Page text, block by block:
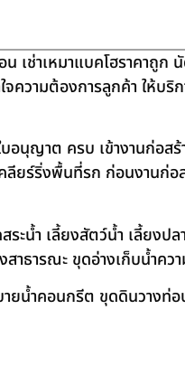
เช่าเหมาแบคโฮราคาถูก
ความต้องการลูกค้า ให้บริ
อนุญาต ครบ เข้างานก่อส
ลียร์ริ่งพื้นที่รก ก่อนงานก่อ
ะน้ำ เลี้ยงสัตว์น้ำ เลี้ยงป
าธารณะ ขุดอ่างเก็บน้ำคว
ยน้ำคอนกรีต ขุดดินวางท่อ